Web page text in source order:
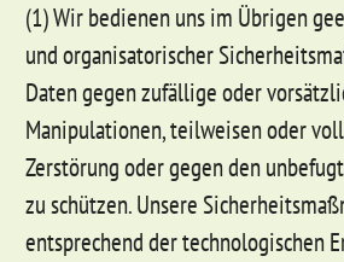
(1) Wir bedienen uns im Übrigen
und organisatorischer
Daten gegen zufällige oder
Manipulationen, teilweisen oder
Zerstörung oder gegen den
zu schützen. Unsere
entsprechend der technologischen